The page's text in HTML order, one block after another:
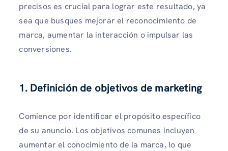
precisos es crucial para lograr este resultado, ya
sea que busques mejorar el reconocimiento de
marca, aumentar la interacción o impulsar las
conversiones.
1. Definición de objetivos de marketing
Comience por identificar el propósito específico
de su anuncio. Los objetivos comunes incluyen
aumentar el conocimiento de la marca, lo que